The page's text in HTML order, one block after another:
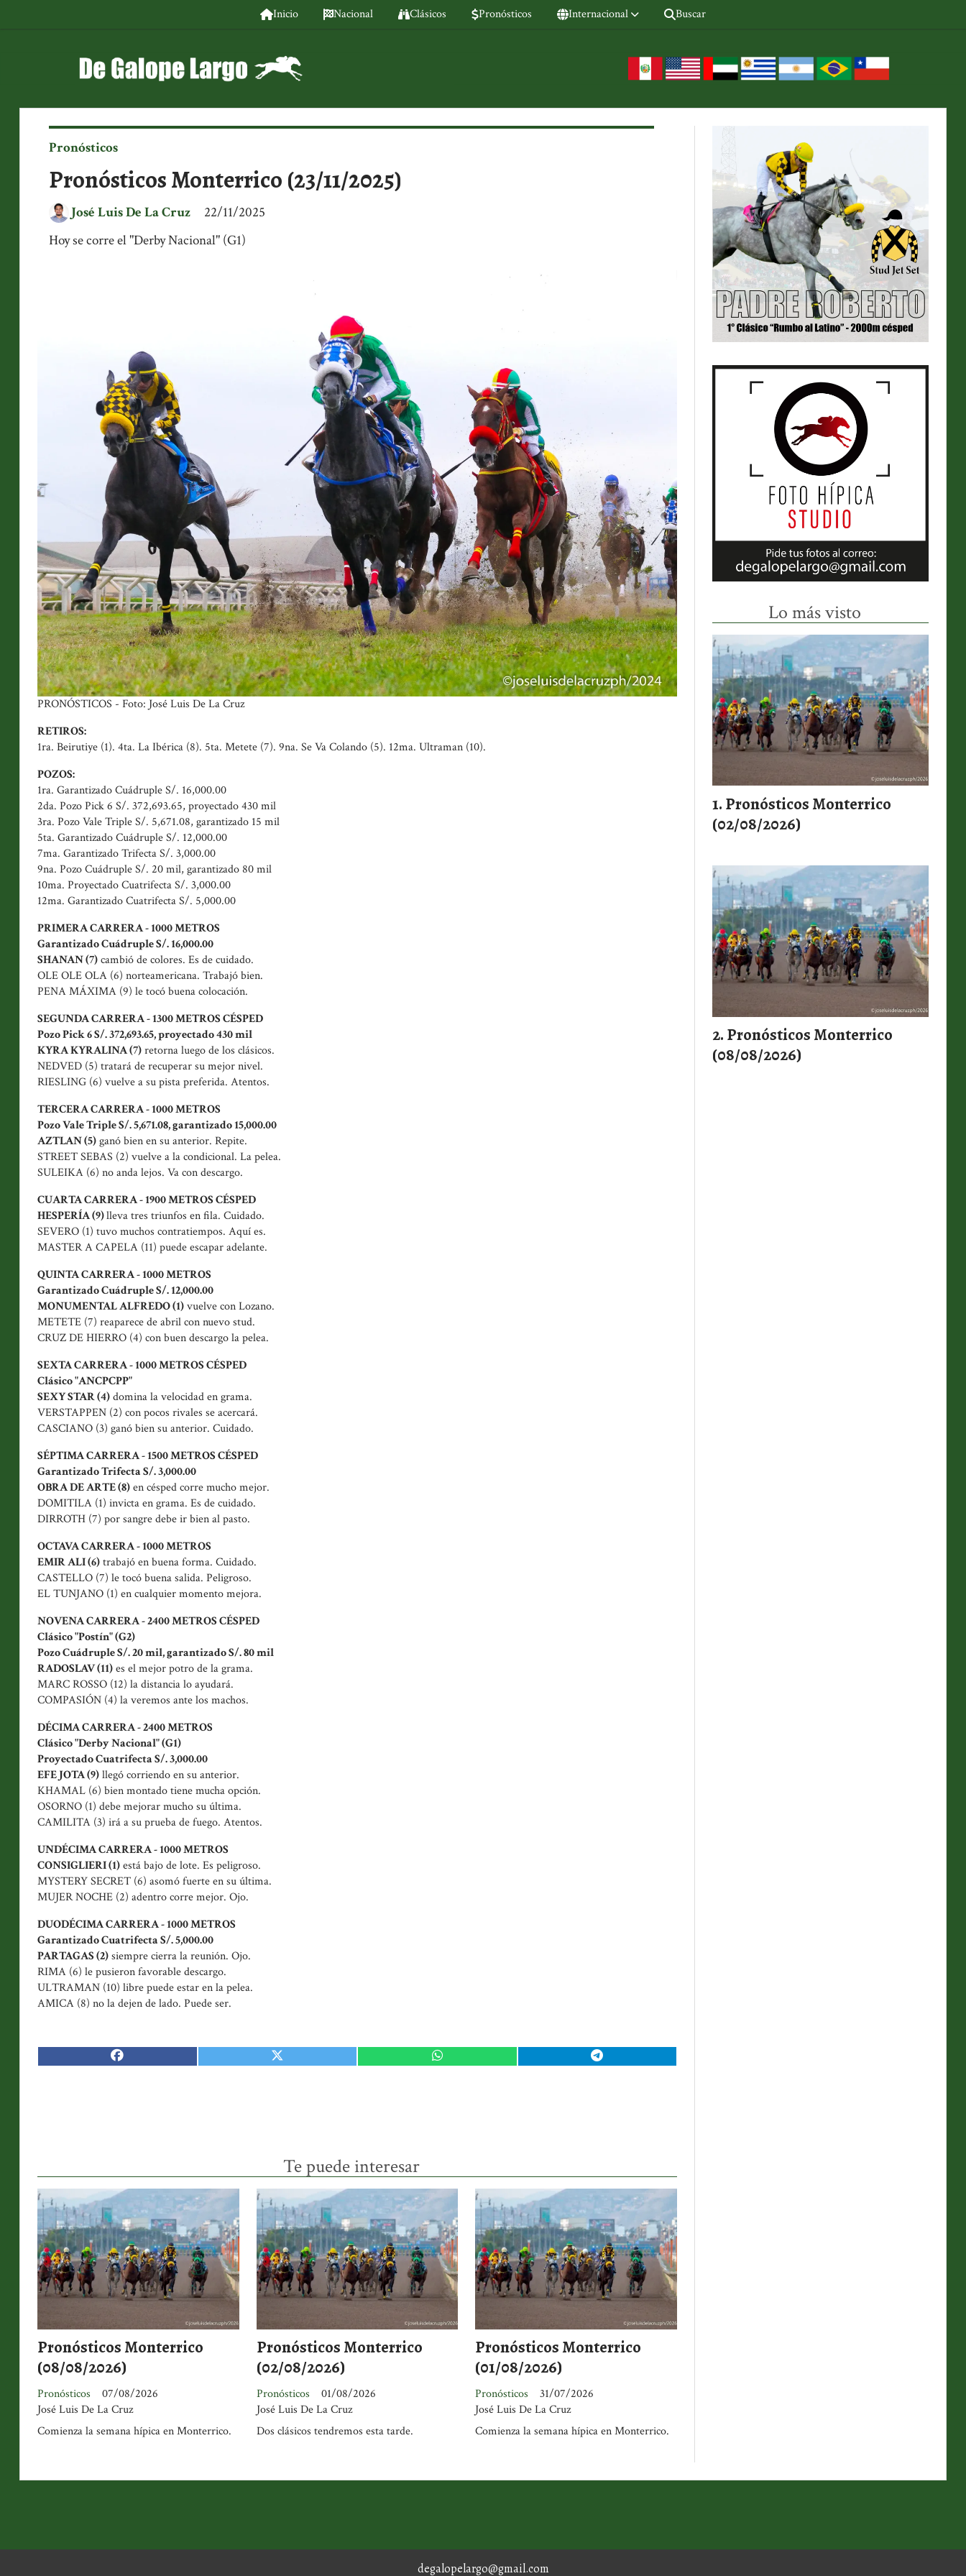
Inicio Nacional Clásicos Pronósticos Internacional Buscar
Pronósticos Monterrico (23/11/2025)
Hoy se corre el "Derby Nacional" (G1)
Pronósticos
22/11/2025
José Luis De La Cruz
PRONÓSTICOS - Foto: José Luis De La Cruz
RETIROS:
1ra. Beirutiye (1). 4ta. La Ibérica (8). 5ta. Metete (7). 9na. Se Va Colando (5). 12ma. Ultraman (10).
POZOS:
1ra. Garantizado Cuádruple S/. 16,000.00
2da. Pozo Pick 6 S/. 372,693.65, proyectado 430 mil
3ra. Pozo Vale Triple S/. 5,671.08, garantizado 15 mil
5ta. Garantizado Cuádruple S/. 12,000.00
7ma. Garantizado Trifecta S/. 3,000.00
9na. Pozo Cuádruple S/. 20 mil, garantizado 80 mil
10ma. Proyectado Cuatrifecta S/. 3,000.00
12ma. Garantizado Cuatrifecta S/. 5,000.00
PRIMERA CARRERA - 1000 METROS
Garantizado Cuádruple S/. 16,000.00
SHANAN (7)cambió de colores. Es de cuidado.
OLE OLE OLA (6) norteamericana. Trabajó bien.
PENA MÁXIMA (9) le tocó buena colocación.
SEGUNDA CARRERA - 1300 METROS CÉSPED
Pozo Pick 6 S/. 372,693.65, proyectado 430 mil
KYRA KYRALINA (7)retorna luego de los clásicos.
NEDVED (5) tratará de recuperar su mejor nivel.
RIESLING (6) vuelve a su pista preferida. Atentos.
TERCERA CARRERA - 1000 METROS
Pozo Vale Triple S/. 5,671.08, garantizado 15,000.00
AZTLAN (5)ganó bien en su anterior. Repite.
STREET SEBAS (2) vuelve a la condicional. La pelea.
SULEIKA (6) no anda lejos. Va con descargo.
CUARTA CARRERA - 1900 METROS CÉSPED
HESPERÍA (9)lleva tres triunfos en fila. Cuidado.
SEVERO (1) tuvo muchos contratiempos. Aquí es.
MASTER A CAPELA (11) puede escapar adelante.
QUINTA CARRERA - 1000 METROS
Garantizado Cuádruple S/. 12,000.00
MONUMENTAL ALFREDO (1)vuelve con Lozano.
METETE (7) reaparece de abril con nuevo stud.
CRUZ DE HIERRO (4) con buen descargo la pelea.
SEXTA CARRERA - 1000 METROS CÉSPED
Clásico "ANCPCPP"
SEXY STAR (4)domina la velocidad en grama.
VERSTAPPEN (2) con pocos rivales se acercará.
CASCIANO (3) ganó bien su anterior. Cuidado.
SÉPTIMA CARRERA - 1500 METROS CÉSPED
Garantizado Trifecta S/. 3,000.00
OBRA DE ARTE (8)en césped corre mucho mejor.
DOMITILA (1) invicta en grama. Es de cuidado.
DIRROTH (7) por sangre debe ir bien al pasto.
OCTAVA CARRERA - 1000 METROS
EMIR ALI (6)trabajó en buena forma. Cuidado.
CASTELLO (7) le tocó buena salida. Peligroso.
EL TUNJANO (1) en cualquier momento mejora.
NOVENA CARRERA - 2400 METROS CÉSPED
Clásico "Postín" (G2)
Pozo Cuádruple S/. 20 mil, garantizado S/. 80 mil
RADOSLAV (11)es el mejor potro de la grama.
MARC ROSSO (12) la distancia lo ayudará.
COMPASIÓN (4) la veremos ante los machos.
DÉCIMA CARRERA - 2400 METROS
Clásico "Derby Nacional" (G1)
Proyectado Cuatrifecta S/. 3,000.00
EFE JOTA (9)llegó corriendo en su anterior.
KHAMAL (6) bien montado tiene mucha opción.
OSORNO (1) debe mejorar mucho su última.
CAMILITA (3) irá a su prueba de fuego. Atentos.
UNDÉCIMA CARRERA - 1000 METROS
CONSIGLIERI (1)está bajo de lote. Es peligroso.
MYSTERY SECRET (6) asomó fuerte en su última.
MUJER NOCHE (2) adentro corre mejor. Ojo.
DUODÉCIMA CARRERA - 1000 METROS
Garantizado Cuatrifecta S/. 5,000.00
PARTAGAS (2)siempre cierra la reunión. Ojo.
RIMA (6) le pusieron favorable descargo.
ULTRAMAN (10) libre puede estar en la pelea.
AMICA (8) no la dejen de lado. Puede ser.
Te puede interesar
Pronósticos Monterrico
(08/08/2026)
José Luis De La Cruz
Pronósticos 07/08/2026
Comienza la semana hípica en Monterrico.
Pronósticos Monterrico
(02/08/2026)
José Luis De La Cruz
Pronósticos 01/08/2026
Dos clásicos tendremos esta tarde.
Pronósticos Monterrico
(01/08/2026)
José Luis De La Cruz
Pronósticos 31/07/2026
Comienza la semana hípica en Monterrico.
Lo más visto
Pronósticos Monterrico
(02/08/2026)
Pronósticos Monterrico
(08/08/2026)
degalopelargo@gmail.com